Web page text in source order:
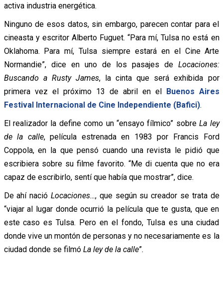
activa industria energética.
Ninguno de esos datos, sin embargo, parecen contar para el
cineasta y escritor Alberto Fuguet. “Para mí, Tulsa no está en
Oklahoma. Para mí, Tulsa siempre estará en el Cine Arte
Normandie”, dice en uno de los pasajes de Locaciones:
Buscando a Rusty James, la cinta que será exhibida por
primera vez el próximo 13 de abril en el Buenos Aires
Festival Internacional de Cine Independiente (Bafici).
El realizador la define como un “ensayo fílmico” sobreLa ley
de la calle, película estrenada en 1983 por Francis Ford
Coppola, en la que pensó cuando una revista le pidió que
escribiera sobre su filme favorito. “Me di cuenta que no era
capaz de escribirlo, sentí que había que mostrar”, dice.
De ahí nació Locaciones…, que según su creador se trata de
“viajar al lugar donde ocurrió la película que te gusta, que en
este caso es Tulsa. Pero en el fondo, Tulsa es una ciudad
donde vive un montón de personas y no necesariamente es la
ciudad donde se filmó La ley de la calle”.